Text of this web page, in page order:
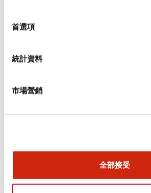
首選項
統計資料
市場營銷
全部接受
環境規範
安裝和安裝規範